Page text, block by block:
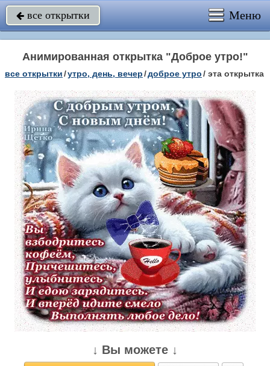
 все открытки Меню
Анимированная открытка "Доброе утро!"
все открытки/утро, день, вечер/доброе утро/ эта открытка
↓ Вы можете ↓